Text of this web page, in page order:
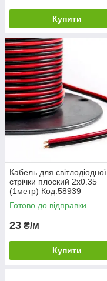
Купити
Кабель для світлодіодної
стрічки плоский 2х0.35
(1метр) Код.58939
Готово до відправки
23 ₴/м
Купити